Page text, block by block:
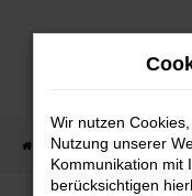
Zum
Startseite
Wir nutzen
Nutzung unserer
Kommunikation mit
berücksichtigen